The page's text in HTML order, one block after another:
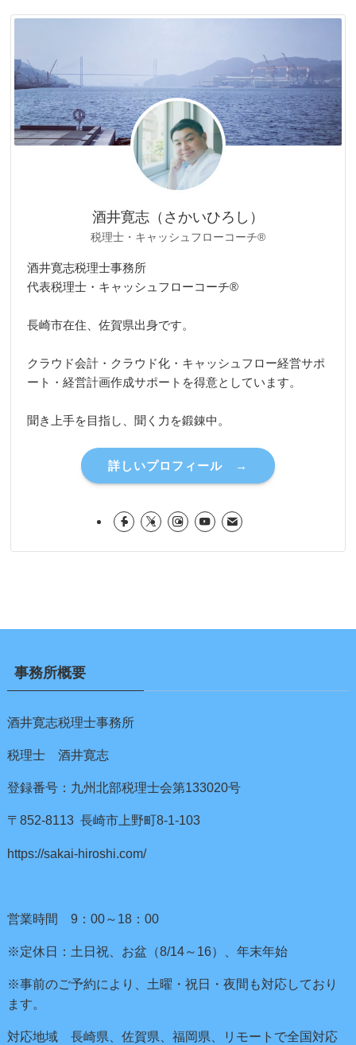
リ
酒井寛志（さかいひろし）
税理士・キャッシュフローコーチ®
酒井寛志税理士事務所
代表税理士・キャッシュフローコーチ®
長崎市在住、佐賀県出身です。
クラウド会計・クラウド化・キャッシュフロー経営サポ
ート・経営計画作成サポートを得意としています。
聞き上手を目指し、聞く力を鍛錬中。
詳しいプロフィール →
事務所概要
酒井寛志税理士事務所
税理士 酒井寛志
登録番号：九州北部税理士会第133020号
〒852-8113 長崎市上野町8-1-103
https://sakai-hiroshi.com/
営業時間 9：00～18：00
※定休日：土日祝、お盆（8/14～16）、年末年始
※事前のご予約により、土曜・祝日・夜間も対応しており
ます。
対応地域 長崎県、佐賀県、福岡県、リモートで全国対応